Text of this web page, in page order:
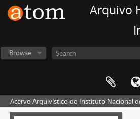
Arquivo
Browse
Acervo Arquivístico do Instituto Nacional